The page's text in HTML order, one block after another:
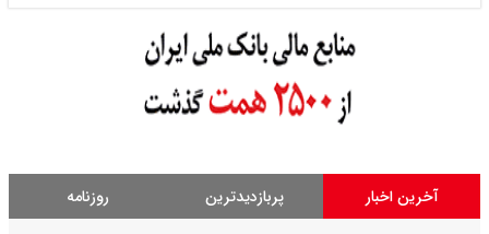
آخرین اخبار پربازدیدترین روزنامه